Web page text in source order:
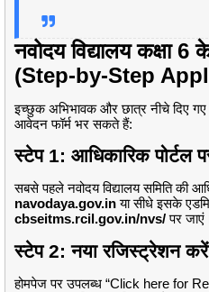
नवोदय विद्यालय
(Step-by-Step
इच्छुक अभिभावक और छात्र नीचे दिए
आवेदन फॉर्म भर सकते हैं:
स्टेप 1: आधिकारिक पोर्टल
सबसे पहले नवोदय विद्यालय समिति की
navodaya.gov.inया सीधे इसके
cbseitms.rcil.gov.in/nvs/पर
स्टेप 2: नया रजिस्ट्रेशन करें
होमपेज पर उपलब्ध “Click here for